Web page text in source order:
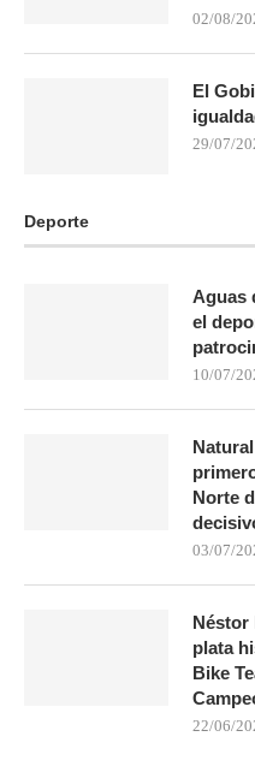
02/08/
El
29/07/
Deporte
Aguas
el
10/07/
Norte
03/07/
Néstor
plata
Bike
22/06/